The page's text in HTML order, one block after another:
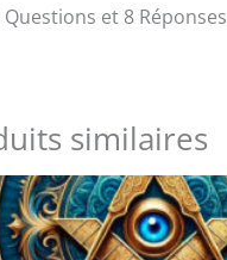
Questions et 8 Réponses
similaires